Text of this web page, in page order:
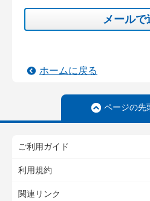
メールで
ホームに戻る
ページの先
ご利用ガイド
利用規約
関連リンク